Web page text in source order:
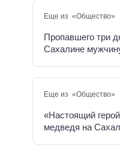
Еще из «Общество»
Пропавшего три
Сахалине
Еще из «Общество»
«Настоящий
медведя на